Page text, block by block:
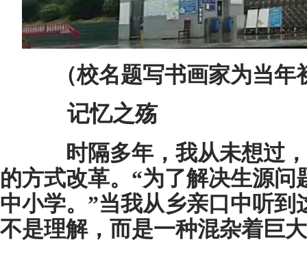
（校名题写书画家为当
记忆之殇
时隔多年，我从未想过，
的方式改革。“为了解决生源
中小学。”当我从乡亲口中听
不是理解，而是一种混杂着巨